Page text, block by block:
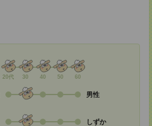
20代 30 40 50 60
男性
しずか